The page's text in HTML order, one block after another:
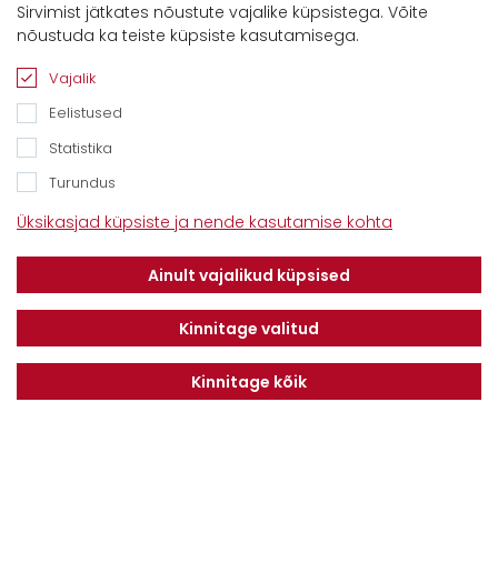
Kontaktid
Savimäe 7, Vahi 60534, Tartu vald
Tel. 6612800
E-mail:
Klientidele
Meist
Kontaktid
Teenindus
Finantseerimine
Privaatsuseeskiri
Liitu uudiskirjaga
Sirvimist jätkates nõustute vajalike küpsistega. Võite
nõustuda ka teiste küpsiste kasutamisega.
Vajalik
Eelistused
Statistika
Turundus
Üksikasjad küpsiste ja nende kasutamise kohta
Ainult vajalikud küpsised
Kinnitage valitud
Kinnitage kõik